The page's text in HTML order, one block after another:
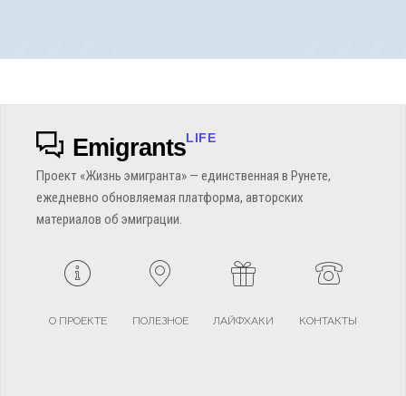
EmigrantsLIFE
Проект «Жизнь эмигранта» — единственная в Рунете,
ежедневно обновляемая платформа, авторских
материалов об эмиграции.
О ПРОЕКТЕ ПОЛЕЗНОЕ ЛАЙФХАКИ КОНТАКТЫ